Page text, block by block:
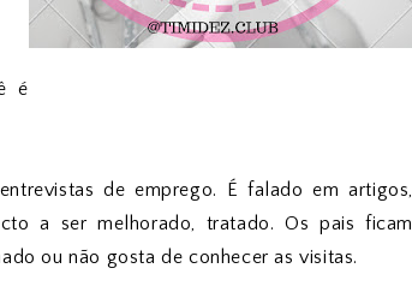
é
de emprego. É falado em artigos,
a ser melhorado, tratado. Os pais ficam
ou não gosta de conhecer as visitas.